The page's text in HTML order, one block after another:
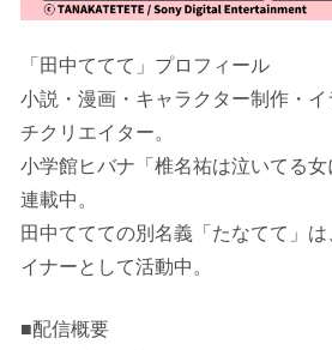
「田中ててて」プロフィール
小説・漫画・キャラクター制作・
チクリエイター。
小学館ヒバナ「椎名祐は泣いてる女
連載中。
田中ててての別名義「たなてて」
イナーとして活動中。
■配信概要